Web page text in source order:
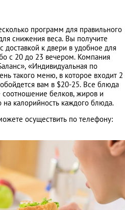
программ для правильного
снижения веса. Вы получите
к двери в удобное для
с 20 до 23 вечером. Компания
«Индивидуальная по
такого меню, в которое входит 2
вам в $20-25. Все блюда
белков, жиров и
на калорийность каждого блюда.
осуществить по телефону: